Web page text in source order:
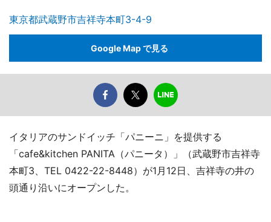
東京都武蔵野市吉祥寺本町3-4-9
Google Map で見る
イタリアのサンドイッチ「パニーニ」を提供する
「cafe&kitchen PANITA（パニータ）」（武蔵野市吉祥寺
本町3、TEL 0422-22-8448）が1月12日、吉祥寺の井の
頭通り沿いにオープンした。